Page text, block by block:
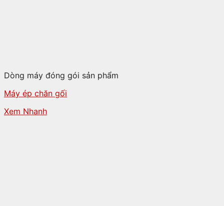
Dòng máy đóng gói sản phẩm
Máy ép chăn gối
Xem Nhanh